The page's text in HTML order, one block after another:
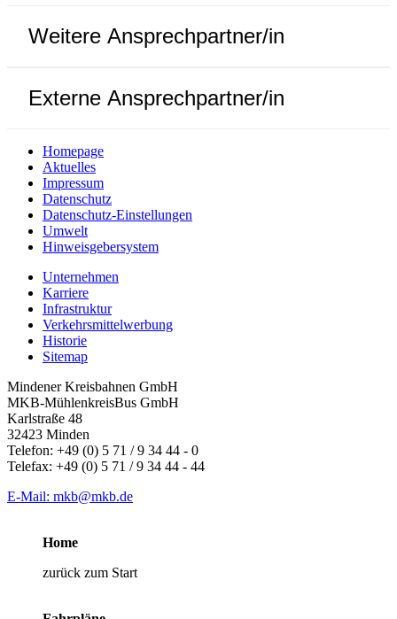
Weitere Ansprechpartner/in
Externe Ansprechpartner/in
Homepage
Aktuelles
Impressum
Datenschutz
Datenschutz-Einstellungen
Umwelt
Hinweisgebersystem
Unternehmen
Karriere
Infrastruktur
Verkehrsmittelwerbung
Historie
Sitemap
Mindener Kreisbahnen GmbH
MKB-MühlenkreisBus GmbH
Karlstraße 48
32423 Minden
Telefon: +49 (0) 5 71 / 9 34 44 - 0
Telefax: +49 (0) 5 71 / 9 34 44 - 44
E-Mail: mkb@mkb.de
Home
zurück zum Start